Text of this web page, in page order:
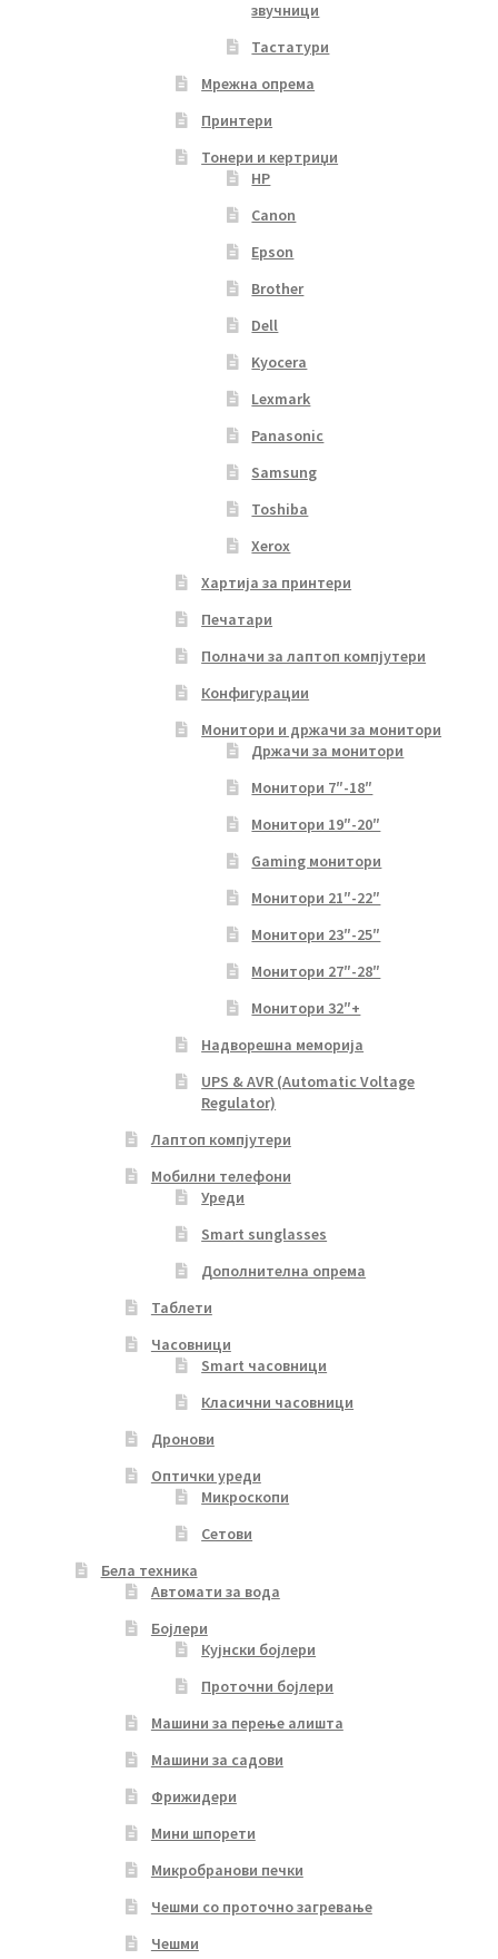
звучници
Тастатури
Мрежна опрема
Принтери
Тонери и кертриџи
HP
Canon
Epson
Brother
Dell
Kyocera
Lexmark
Panasonic
Samsung
Toshiba
Xerox
Хартија за принтери
Печатари
Полначи за лаптоп компјутери
Конфигурации
Монитори и држачи за монитори
Држачи за монитори
Монитори 7″-18″
Монитори 19″-20″
Gaming монитори
Монитори 21″-22″
Монитори 23″-25″
Монитори 27″-28″
Монитори 32″+
Надворешна меморија
UPS & AVR (Automatic Voltage
Regulator)
Лаптоп компјутери
Мобилни телефони
Уреди
Smart sunglasses
Дополнителна опрема
Таблети
Часовници
Smart часовници
Класични часовници
Дронови
Оптички уреди
Микроскопи
Сетови
Бела техника
Автомати за вода
Бојлери
Кујнски бојлери
Проточни бојлери
Машини за перење алишта
Машини за садови
Фрижидери
Мини шпорети
Микробранови печки
Чешми со проточно загревање
Чешми